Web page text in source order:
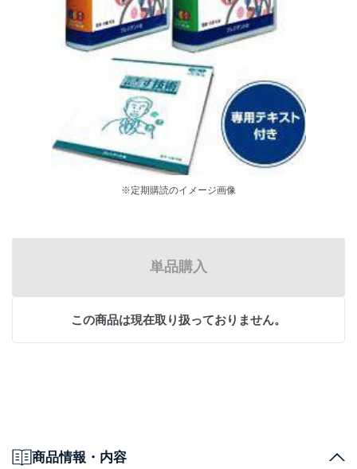
※定期購読のイメージ画像
単品購入
この商品は現在取り扱っておりません。
商品情報・内容